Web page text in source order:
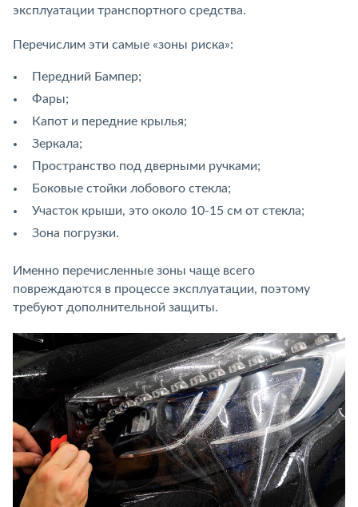
эксплуатации транспортного средства.
Перечислим эти самые «зоны риска»:
Передний Бампер;
Фары;
Капот и передние крылья;
Зеркала;
Пространство под дверными ручками;
Боковые стойки лобового стекла;
Участок крыши, это около 10-15 см от стекла;
Зона погрузки.
Именно перечисленные зоны чаще всего
повреждаются в процессе эксплуатации, поэтому
требуют дополнительной защиты.